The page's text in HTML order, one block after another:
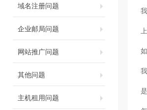
域名注册问题
企业邮局问题
网站推广问题
其他问题
主机租用问题